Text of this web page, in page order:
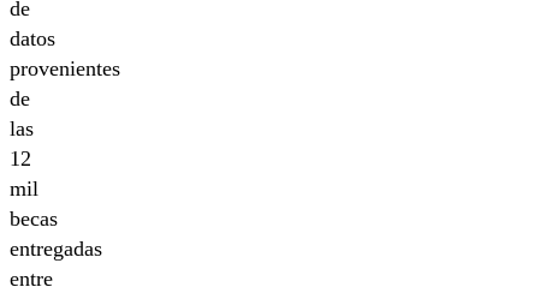
de
datos
provenientes
de
las
12
mil
becas
entregadas
entre